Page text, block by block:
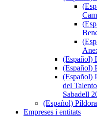
(Español)
(Español)
(Español)
del
Sabadell
(Español)
Empreses i entitats